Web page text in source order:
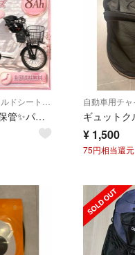
✨美品✨室内保管✨パナソニック ギュットアニーズ 子供乗せ電動自転車
¥ 1,500
75円相当還元